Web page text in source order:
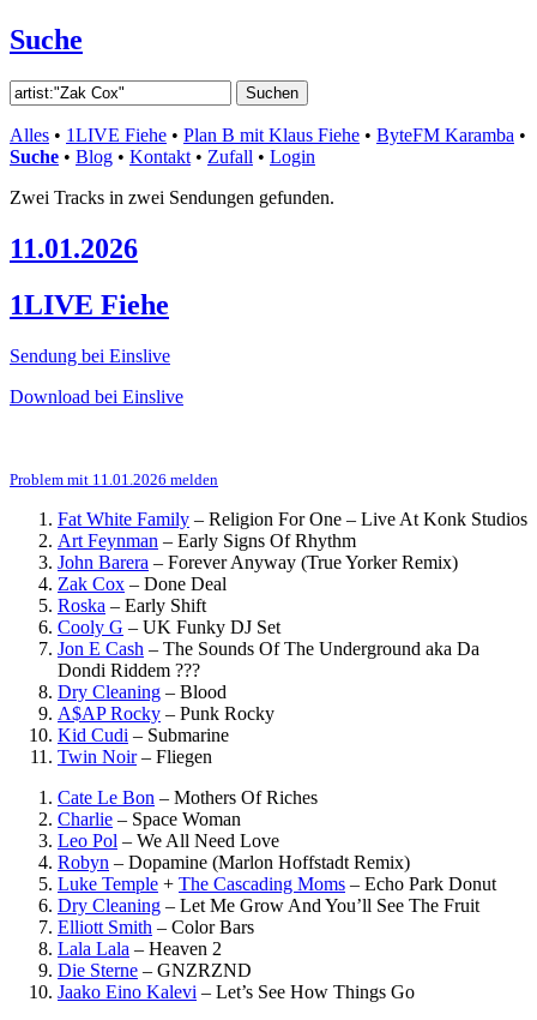
Suche
Alles • 1LIVE Fiehe • Plan B mit Klaus Fiehe • ByteFM Karamba •
Suche • Blog • Kontakt • Zufall • Login
Zwei Tracks in zwei Sendungen gefunden.
11.01.2026
1LIVE Fiehe
Sendung bei Einslive
Download bei Einslive
Problem mit 11.01.2026 melden
Fat White Family – Religion For One – Live At Konk Studios
Art Feynman – Early Signs Of Rhythm
John Barera – Forever Anyway (True Yorker Remix)
Zak Cox – Done Deal
Roska – Early Shift
Cooly G – UK Funky DJ Set
Jon E Cash – The Sounds Of The Underground aka Da
Dondi Riddem ???
Dry Cleaning – Blood
A$AP Rocky – Punk Rocky
Kid Cudi – Submarine
Twin Noir– Fliegen
Cate Le Bon – Mothers Of Riches
Charlie – Space Woman
Leo Pol – We All Need Love
Robyn – Dopamine (Marlon Hoffstadt Remix)
Luke Temple + The Cascading Moms – Echo Park Donut
Dry Cleaning – Let Me Grow And You’ll See The Fruit
Elliott Smith – Color Bars
Lala Lala – Heaven 2
Die Sterne – GNZRZND
Jaako Eino Kalevi – Let’s See How Things Go